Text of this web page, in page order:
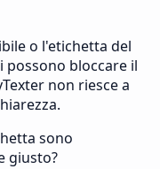
o l'etichetta del
possono bloccare il
non riesce a
sono
giusto?